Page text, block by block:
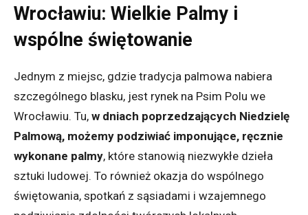
Wrocławiu: Wielkie Palmy i
wspólne świętowanie
Jednym z miejsc, gdzie tradycja palmowa nabiera
szczególnego blasku, jest rynek na Psim Polu we
Wrocławiu. Tu, w dniach poprzedzających Niedzielę
Palmową, możemy podziwiać imponujące, ręcznie
wykonane palmy, które stanowią niezwykłe dzieła
sztuki ludowej. To również okazja do wspólnego
świętowania, spotkań z sąsiadami i wzajemnego